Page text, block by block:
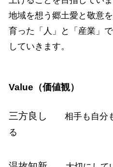
地域を想う郷土愛と敬意
育った「人」と「産業」
していきます。
Value（価値観）
三方良し
相手も自分も
る